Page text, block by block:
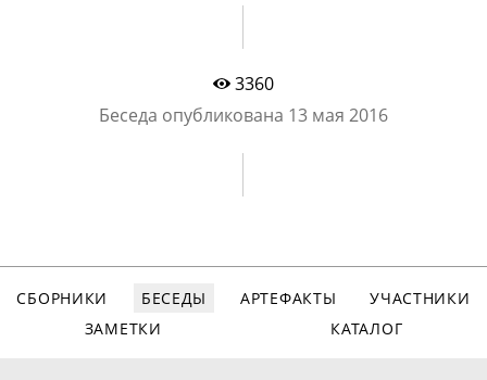
3360
Беседа опубликована 13 мая 2016
СБОРНИКИ БЕСЕДЫ АРТЕФАКТЫ
УЧАСТНИКИ
ЗАМЕТКИ
КАТАЛОГ